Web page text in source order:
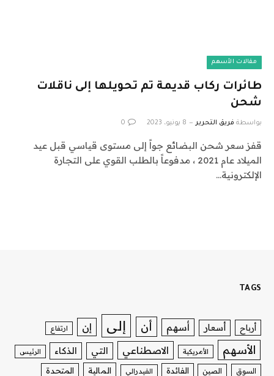
مقالات الأسهم
طائرات ركاب قديمة تم تحويلها إلى ناقلات
شحن
بواسطة فريق التحرير 8 يونيو، 2023 0
قفز سعر شحن البضائع جواً إلى مستوى قياسي قبل عيد
الميلاد عام 2021 ، مدفوعاً بالطلب القوي على التجارة
الإلكترونية…
TAGS
أرباح أسعار أسهم أن إلى إن ارتفاع
الأسهم الأمريكية الاصطناعي التي الذكاء الرئيس
السوق الصين الفائدة الفيدرالي المالية المتحدة